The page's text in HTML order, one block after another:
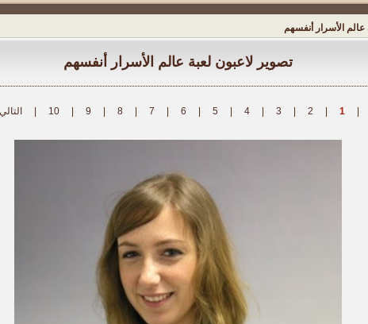
عالم الأسرار أنفسهم
تصوير لاعبون لعبة عالم الأسرار أنفسهم
1
2
3
4
5
6
7
8
9
10